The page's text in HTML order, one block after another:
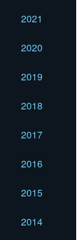
2021
2020
2019
2018
2017
2016
2015
2014